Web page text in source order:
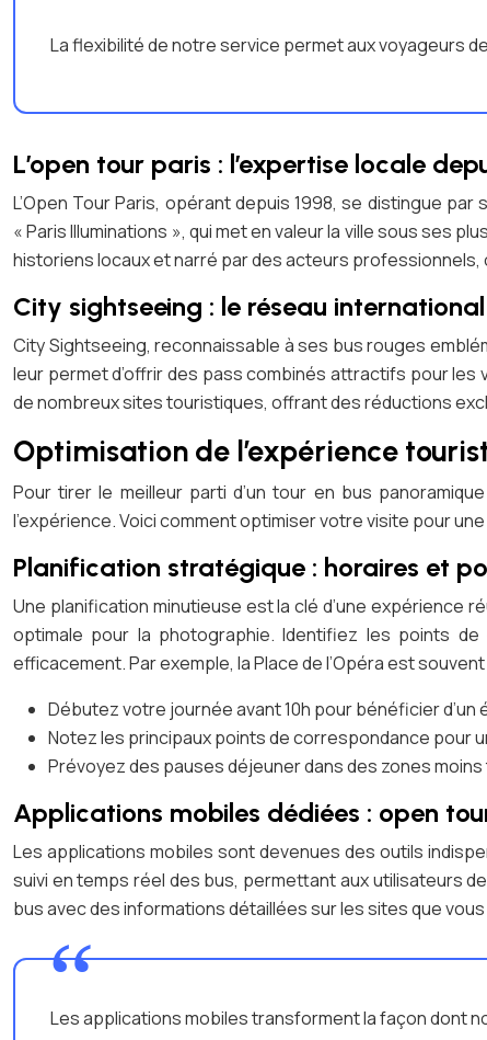
La flexibilité de notre service permet aux voyageurs
L’open tour paris : l’expertise locale
L’Open Tour Paris, opérant depuis 1998, se distingue
« Paris Illuminations », qui met en valeur la ville sous ses
historiens locaux et narré par des acteurs
City sightseeing : le réseau
City Sightseeing, reconnaissable à ses bus rouges
leur permet d’offrir des pass combinés attractifs pour
de nombreux sites touristiques, offrant des réductions
Optimisation de l’expérience
Pour tirer le meilleur parti d’un tour en bus
l’expérience. Voici comment optimiser votre visite pour
Planification stratégique : horaires et
Une planification minutieuse est la clé d’une expérience
optimale pour la photographie. Identifiez les points
efficacement. Par exemple, la Place de l’Opéra est
Débutez votre journée avant 10h pour bénéficier d’un
Notez les principaux points de correspondance pour
Prévoyez des pauses déjeuner dans des zones
Applications mobiles dédiées : open
Les applications mobiles sont devenues des outils
suivi en temps réel des bus, permettant aux utilisateurs
bus avec des informations détaillées sur les sites que
Les applications mobiles transforment la façon dont